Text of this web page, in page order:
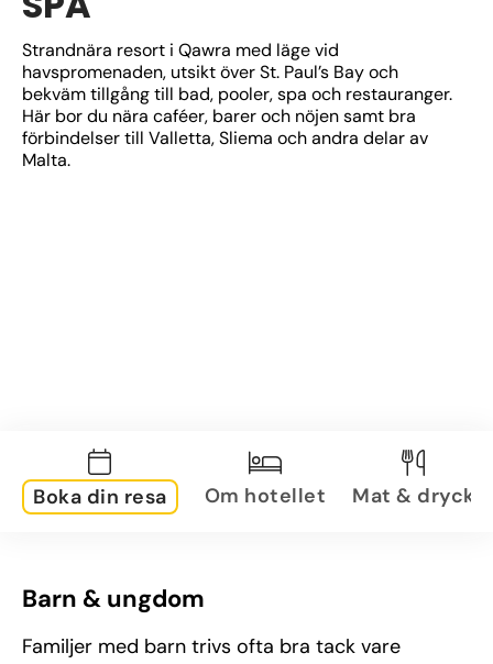
Strandnära resort i Qawra med läge vid
havspromenaden, utsikt över St. Paul’s Bay och
bekväm tillgång till bad, pooler, spa och restauranger.
Här bor du nära caféer, barer och nöjen samt bra
förbindelser till Valletta, Sliema och andra delar av
Malta.
Boka din resa Om hotellet Mat & dryck
Barn & ungdom
Familjer med barn trivs ofta bra tack vare